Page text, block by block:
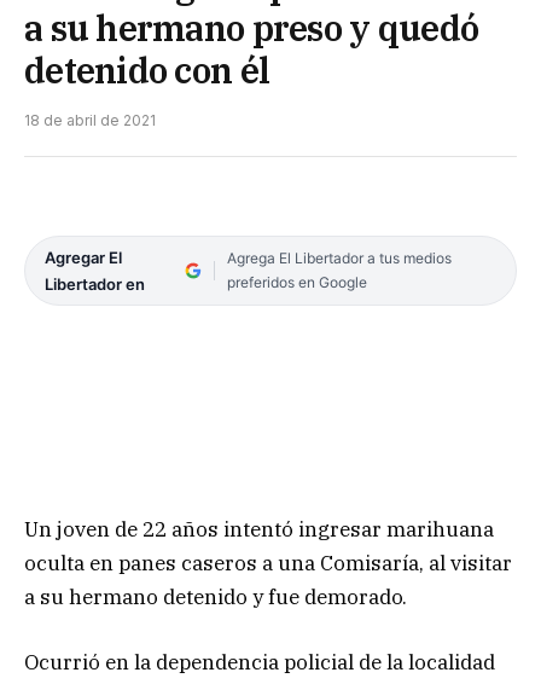
a su hermano preso y quedó
detenido con él
18 de abril de 2021
Agregar El
Libertador en
Agrega El Libertador a tus medios
preferidos en Google
Un joven de 22 años intentó ingresar marihuana
oculta en panes caseros a una Comisaría, al visitar
a su hermano detenido y fue demorado.
Ocurrió en la dependencia policial de la localidad